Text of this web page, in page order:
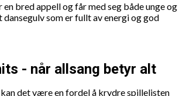
en bred appell og får med seg både unge og
dansegulv som er fullt av energi og god
- når allsang betyr alt
det være en fordel å krydre spillelisten